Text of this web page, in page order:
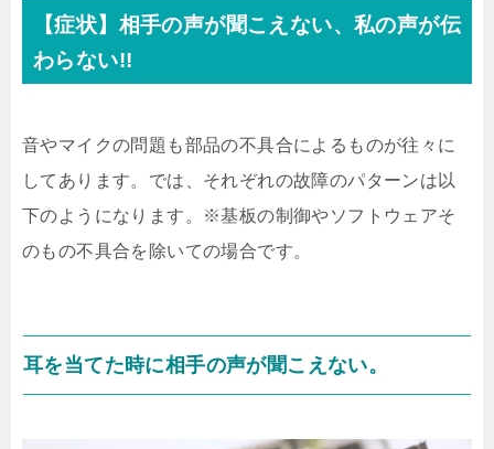
【症状】相手の声が聞こえない、私の声が伝
わらない!!
音やマイクの問題も部品の不具合によるものが往々に
してあります。では、それぞれの故障のパターンは以
下のようになります。※基板の制御やソフトウェアそ
のもの不具合を除いての場合です。
耳を当てた時に相手の声が聞こえない。